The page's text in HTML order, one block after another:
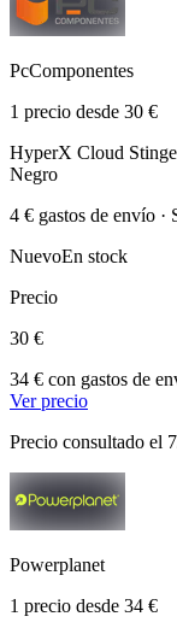
PcComponentes
1 precio desde 30 €
HyperX Cloud
Negro
4 € gastos de envío ·
NuevoEn stock
Precio
30 €
34 € con gastos de
Ver precio
Precio consultado el
Powerplanet
1 precio desde 34 €